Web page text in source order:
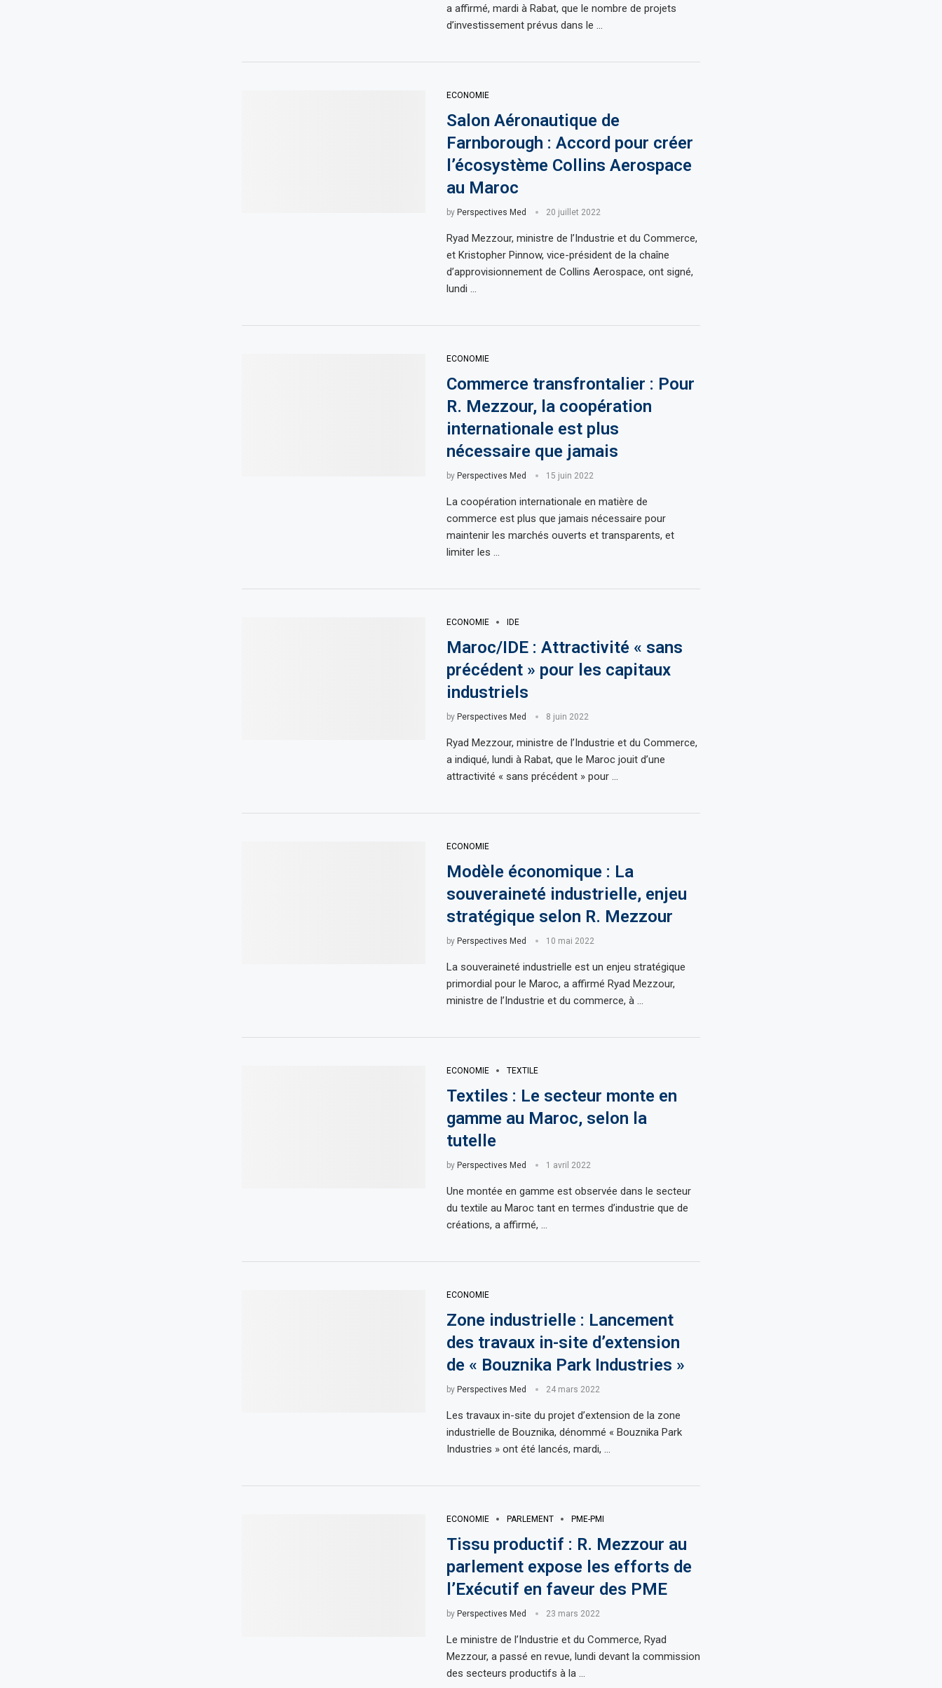
a affirmé, mardi à Rabat, que le nombre de projets
d’investissement prévus dans le …
ECONOMIE
Salon Aéronautique de
Farnborough : Accord pour créer
l’écosystème Collins Aerospace
au Maroc
by Perspectives Med 20 juillet 2022
Ryad Mezzour, ministre de l’Industrie et du Commerce,
et Kristopher Pinnow, vice-président de la chaîne
d’approvisionnement de Collins Aerospace, ont signé,
lundi …
ECONOMIE
Commerce transfrontalier : Pour
R. Mezzour, la coopération
internationale est plus
nécessaire que jamais
by Perspectives Med 15 juin 2022
La coopération internationale en matière de
commerce est plus que jamais nécessaire pour
maintenir les marchés ouverts et transparents, et
limiter les …
ECONOMIE IDE
Maroc/IDE : Attractivité « sans
précédent » pour les capitaux
industriels
by Perspectives Med 8 juin 2022
Ryad Mezzour, ministre de l’Industrie et du Commerce,
a indiqué, lundi à Rabat, que le Maroc jouit d’une
attractivité « sans précédent » pour …
ECONOMIE
Modèle économique : La
souveraineté industrielle, enjeu
stratégique selon R. Mezzour
by Perspectives Med 10 mai 2022
La souveraineté industrielle est un enjeu stratégique
primordial pour le Maroc, a affirmé Ryad Mezzour,
ministre de l’Industrie et du commerce, à …
ECONOMIE TEXTILE
Textiles : Le secteur monte en
gamme au Maroc, selon la
tutelle
by Perspectives Med 1 avril 2022
Une montée en gamme est observée dans le secteur
du textile au Maroc tant en termes d’industrie que de
créations, a affirmé, …
ECONOMIE
Zone industrielle : Lancement
des travaux in-site d’extension
de « Bouznika Park Industries »
by Perspectives Med 24 mars 2022
Les travaux in-site du projet d’extension de la zone
industrielle de Bouznika, dénommé « Bouznika Park
Industries » ont été lancés, mardi, …
ECONOMIE PARLEMENT PME-PMI
Tissu productif : R. Mezzour au
parlement expose les efforts de
l’Exécutif en faveur des PME
by Perspectives Med 23 mars 2022
Le ministre de l’Industrie et du Commerce, Ryad
Mezzour, a passé en revue, lundi devant la commission
des secteurs productifs à la …